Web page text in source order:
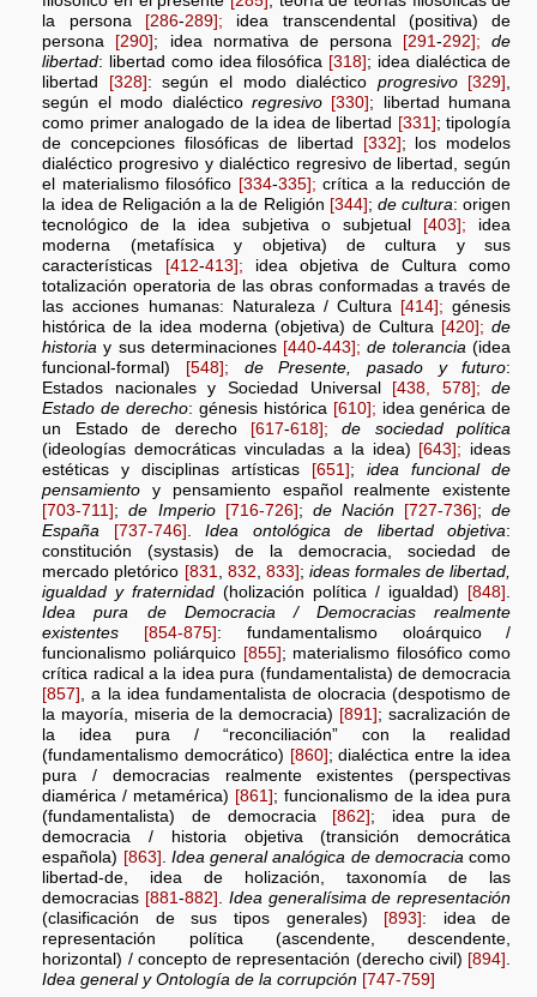
la persona
[286-289]; idea transcendental (positiva) de
persona
[290] ; idea normativa de persona [291-292];
de
libertad: libertad como idea filosófica [318] ; idea dialéctica de
libertad
[328] : según el modo dialéctico progresivo [329] ,
según el modo dialécticoregresivo [330] ; libertad humana
como primer analogado de la idea de libertad [331] ; tipología
de concepciones filosóficas de libertad
[332] ; los modelos
dialéctico progresivo y dialéctico regresivo de libertad, según
el materialismo filosófico [334-335]; crítica a la reducción de
la idea de Religación a la de Religión [344] ; de cultura: origen
tecnológico de la idea subjetiva o subjetual
[403]; idea
moderna (metafísica y objetiva) de cultura y sus
características
[412-413]; idea objetiva de Cultura como
totalización operatoria de las obras conformadas a través de
las acciones humanas: Naturaleza / Cultura [414]; génesis
histórica de la idea moderna (objetiva) de Cultura [420]; de
historia y sus determinaciones [440-443]; de tolerancia (idea
funcional-formal)
[548]; de Presente, pasado y futuro:
Estados nacionales y Sociedad Universal
[438, 578];
de
Estado de derecho: génesis histórica [610]; idea genérica de
un Estado de derecho
[617-618];
de sociedad política
(ideologías democráticas vinculadas a la idea) [643]; ideas
estéticas y disciplinas artísticas
[651] ;idea funcional de
pensamiento y pensamiento español realmente existente
[703-711] ;de Imperio [716-726] ; de Nación [727-736] ;de
España
[737-746] .Idea ontológica de libertad objetiva:
constitución (systasis) de la democracia, sociedad de
mercado pletórico [831, 832, 833] ; ideas formales de libertad,
igualdad y fraternidad (holización política / igualdad) [848] .
Idea pura de Democracia / Democracias realmente
existentes
[854-875] : fundamentalismo oloárquico /
funcionalismo poliárquico [855] ; materialismo filosófico como
crítica radical a la idea pura (fundamentalista) de democracia
[857] , a la idea fundamentalista de olocracia (despotismo de
la mayoría, miseria de la democracia) [891] ; sacralización de
la idea pura / “reconciliación” con la realidad
(fundamentalismo democrático) [860] ; dialéctica entre la idea
pura / democracias realmente existentes (perspectivas
diamérica / metamérica) [861] ; funcionalismo de la idea pura
(fundamentalista) de democracia
[862] ; idea pura de
democracia / historia objetiva (transición democrática
española) [863] . Idea general analógica de democracia como
libertad-de, idea de holización, taxonomía de las
democracias [881-882] . Idea generalísima de representación
(clasificación de sus tipos generales)
[893] : idea de
representación política (ascendente, descendente,
horizontal) / concepto de representación (derecho civil) [894] .
Idea general y Ontología de la corrupción [747-759]